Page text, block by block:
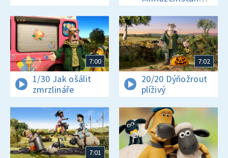
v nesnázích
7:00
1/30 Jak ošálit
zmrzlináře
7:02
20/20 Dýňožrout
plíživý
7:01